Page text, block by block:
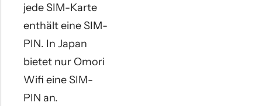
jede SIM-Karte
enthält eine SIM-
PIN. In Japan
bietet nur Omori
Wifi eine SIM-
PIN an.
KOSTENLOSER
VERSAND IN
JAPAN!
Allgemeine Geschäftsbedingungen